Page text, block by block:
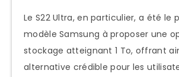
Le S22 Ultra, en particulier, a été le
modèle Samsung à proposer une
stockage atteignant 1 To, offrant
alternative crédible pour les